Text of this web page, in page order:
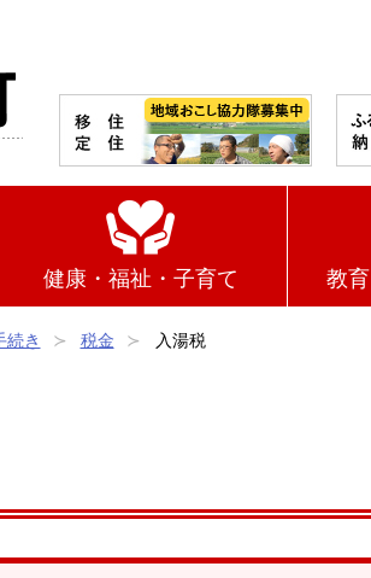
健康・福祉・子育て 教
続き 税金 入湯税